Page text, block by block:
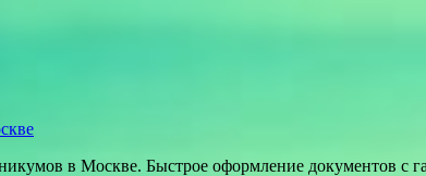
в Москве. Быстрое оформление документов с